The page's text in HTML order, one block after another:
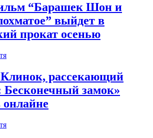
“Барашек Шон и
выйдет в
прокат осенью
рассекающий
Бесконечный замок»